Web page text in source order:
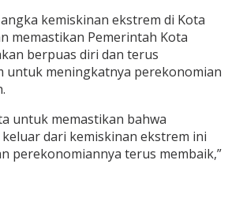
kemiskinan ekstrem di Kota
memastikan Pemerintah Kota
berpuas diri dan terus
untuk meningkatnya perekonomian
untuk memastikan bahwa
dari kemiskinan ekstrem ini
perekonomiannya terus membaik,”